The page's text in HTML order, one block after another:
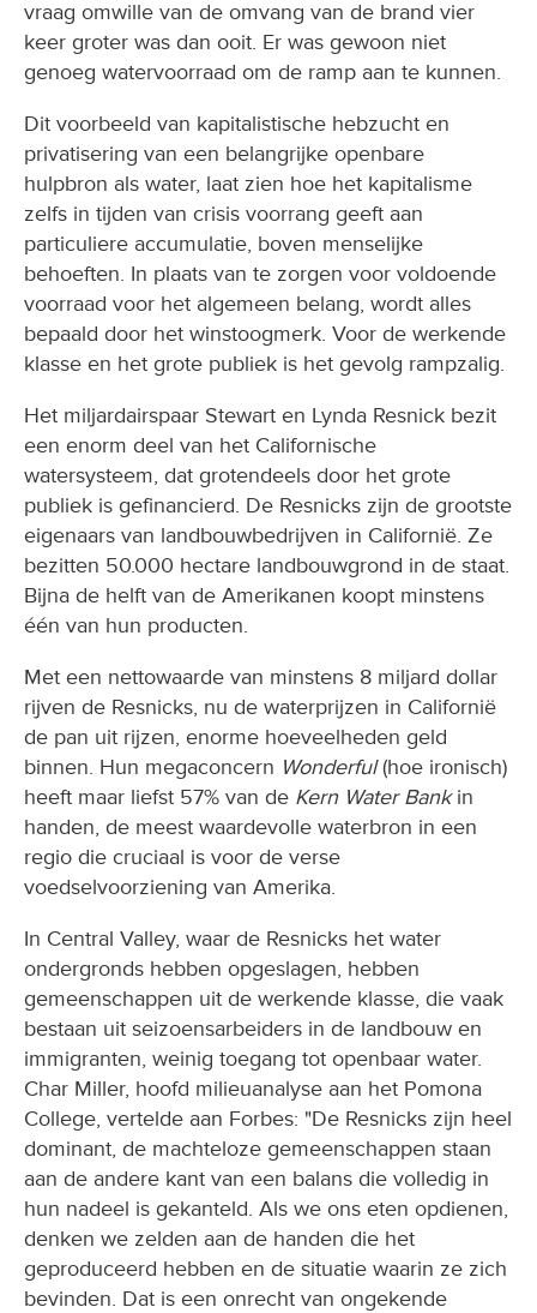
vraag omwille van de omvang van de brand vier
keer groter was dan ooit. Er was gewoon niet
genoeg watervoorraad om de ramp aan te kunnen.
Dit voorbeeld van kapitalistische hebzucht en
privatisering van een belangrijke openbare
hulpbron als water, laat zien hoe het kapitalisme
zelfs in tijden van crisis voorrang geeft aan
particuliere accumulatie, boven menselijke
behoeften. In plaats van te zorgen voor voldoende
voorraad voor het algemeen belang, wordt alles
bepaald door het winstoogmerk. Voor de werkende
klasse en het grote publiek is het gevolg rampzalig.
Het miljardairspaar Stewart en Lynda Resnick bezit
een enorm deel van het Californische
watersysteem, dat grotendeels door het grote
publiek is gefinancierd. De Resnicks zijn de grootste
eigenaars van landbouwbedrijven in Californië. Ze
bezitten 50.000 hectare landbouwgrond in de staat.
Bijna de helft van de Amerikanen koopt minstens
één van hun producten.
Met een nettowaarde van minstens 8 miljard dollar
rijven de Resnicks, nu de waterprijzen in Californië
de pan uit rijzen, enorme hoeveelheden geld
binnen. Hun megaconcern Wonderful(hoe ironisch)
heeft maar liefst 57% van de Kern Water Bankin
handen, de meest waardevolle waterbron in een
regio die cruciaal is voor de verse
voedselvoorziening van Amerika.
In Central Valley, waar de Resnicks het water
ondergronds hebben opgeslagen, hebben
gemeenschappen uit de werkende klasse, die vaak
bestaan uit seizoensarbeiders in de landbouw en
immigranten, weinig toegang tot openbaar water.
Char Miller, hoofd milieuanalyse aan het Pomona
College, vertelde aan Forbes: "De Resnicks zijn heel
dominant, de machteloze gemeenschappen staan
aan de andere kant van een balans die volledig in
hun nadeel is gekanteld. Als we ons eten opdienen,
denken we zelden aan de handen die het
geproduceerd hebben en de situatie waarin ze zich
bevinden. Dat is een onrecht van ongekende